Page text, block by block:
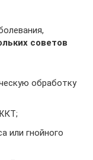
советов
обработку
или гнойного